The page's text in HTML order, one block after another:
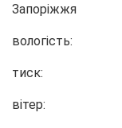
Запоріжжя
вологість:
тиск:
вітер: